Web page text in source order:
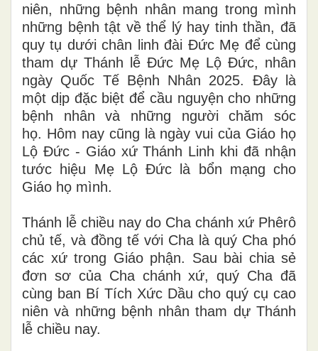
niên, những bệnh nhân mang trong mình
những bệnh tật về thể lý hay tinh thần, đã
quy tụ dưới chân linh đài Đức Mẹ để cùng
tham dự Thánh lễ Đức Mẹ Lộ Đức, nhân
ngày Quốc Tế Bệnh Nhân 2025. Đây là
một dịp đặc biệt để cầu nguyện cho những
bệnh nhân và những người chăm sóc
họ. Hôm nay cũng là ngày vui của Giáo họ
Lộ Đức - Giáo xứ Thánh Linh khi đã nhận
tước hiệu Mẹ Lộ Đức là bổn mạng cho
Giáo họ mình.
Thánh lễ chiều nay do Cha chánh xứ Phêrô
chủ tế, và đồng tế với Cha là quý Cha phó
các xứ trong Giáo phận. Sau bài chia sẻ
đơn sơ của Cha chánh xứ, quý Cha đã
cùng ban Bí Tích Xức Dầu cho quý cụ cao
niên và những bệnh nhân tham dự Thánh
lễ chiều nay.